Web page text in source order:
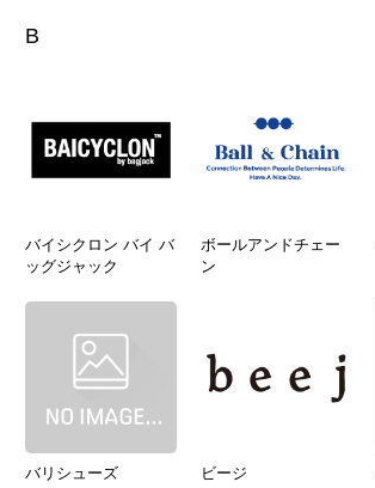
B
バイシクロン バイ バ
ッグジャック
ボールアンドチェー
ン
バリシューズ ビージ